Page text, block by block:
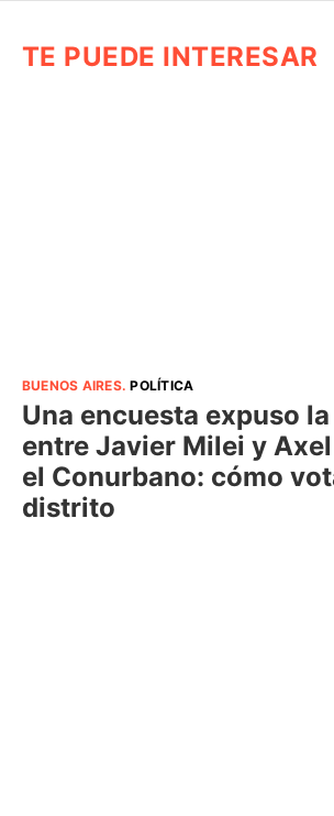
TE PUEDE INTERESAR
BUENOS AIRES.POLÍTICA
Una encuesta expuso
entre Javier Milei y
el Conurbano: cómo
distrito